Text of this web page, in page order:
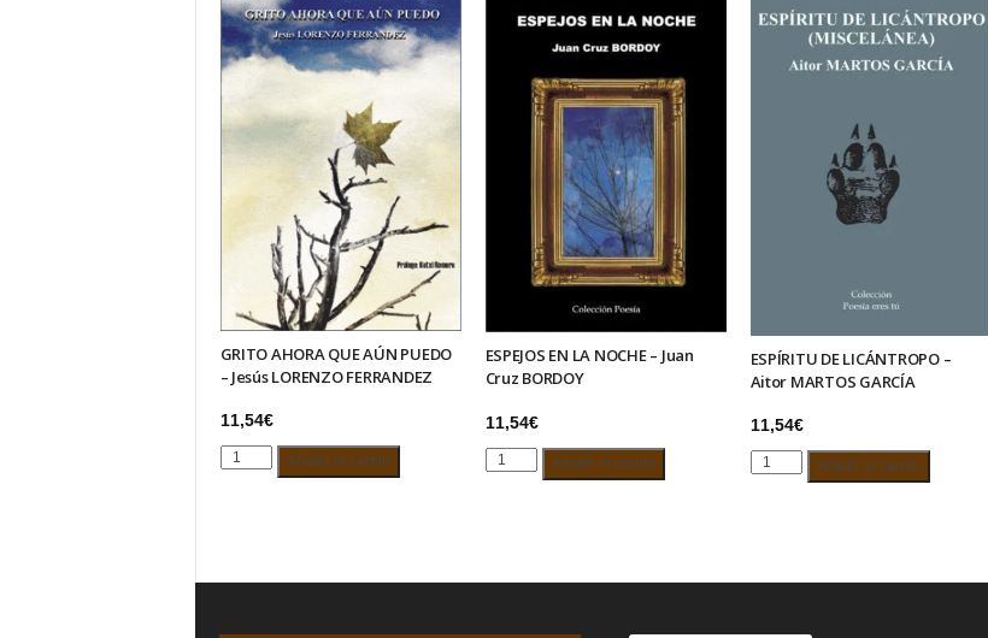
GRITO AHORA QUE AÚN PUEDO
– Jesús LORENZO FERRANDEZ
11,54€
GRITO
–
LORENZO
Añadir al carrito
ESPEJOS EN LA NOCHE – Juan
Cruz BORDOY
11,54€
ESPEJOS
Juan
Añadir al carrito
ESPÍRITU DE LICÁNTROPO –
Aitor MARTOS GARCÍA
11,54€
ESPÍRITU
MARTOS
Añadir al carrito